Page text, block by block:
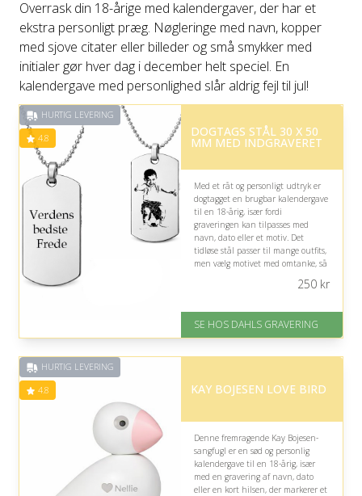
Overrask din 18-årige med kalendergaver, der har et
ekstra personligt præg. Nøgleringe med navn, kopper
med sjove citater eller billeder og små smykker med
initialer gør hver dag i december helt speciel. En
kalendergave med personlighed slår aldrig fejl til jul!
HURTIG LEVERING
4.8 DOGTAGS STÅL 30 X 50
MM MED INDGRAVERET
Med et råt og personligt udtryk er
dogtagget en brugbar kalendergave
til en 18-årig, især fordi
graveringen kan tilpasses med
navn, dato eller et motiv. Det
tidløse stål passer til mange outfits,
men vælg motivet med omtanke, så
Fremragende Trustpilot rating
250kr
SE HOS DAHLS GRAVERING
HURTIG LEVERING
4.8 KAY BOJESEN LOVE BIRD
Denne fremragende Kay Bojesen-
sangfugl er en sød og personlig
kalendergave til en 18-årig, især
med en gravering af navn, dato
eller en kort hilsen, der markerer et